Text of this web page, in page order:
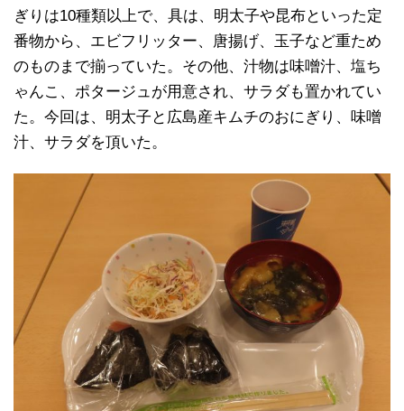
ぎりは10種類以上で、具は、明太子や昆布といった定
番物から、エビフリッター、唐揚げ、玉子など重ため
のものまで揃っていた。その他、汁物は味噌汁、塩ち
ゃんこ、ポタージュが用意され、サラダも置かれてい
た。今回は、明太子と広島産キムチのおにぎり、味噌
汁、サラダを頂いた。